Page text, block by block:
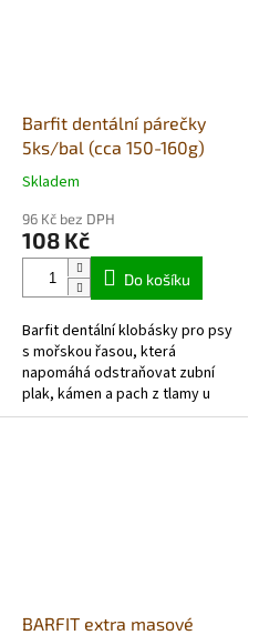
Barfit dentální párečky
5ks/bal (cca 150-160g)
Průměrné
produktu
je
hvězdiček.
Skladem
96 Kč bez DPH
108 Kč
Do košíku
Barfit dentální klobásky pro psy
s mořskou řasou, která
napomáhá odstraňovat zubní
plak, kámen a pach z tlamy u
psů. Šetrně sušený pamlsek
BARFIT extra masové